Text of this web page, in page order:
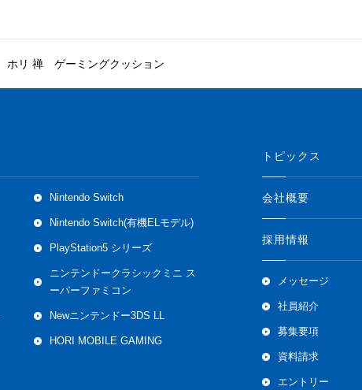
ホリ 禅 ゲーミングクッション
Nintendo Switch
Nintendo Switch(有機ELモデル)
PlayStation5 シリーズ
ニンテンドークラシックミニ ス
ーパーファミコン
Newニンテンドー3DS LL
HORI MOBILE GAMING
トピックス
会社概要
採用情報
メッセージ
社員紹介
募集要項
資料請求
エントリー